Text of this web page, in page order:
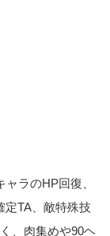
ラのHP回復、
定TA、敵特殊技
、肉集めや90ヘ